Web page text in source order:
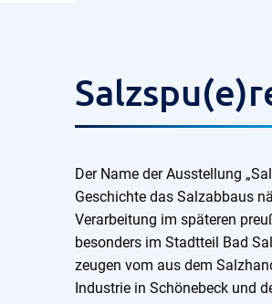
Der Name der Ausstellung
Geschichte das Salzabbaus
Verarbeitung im späteren
besonders im Stadtteil Bad
zeugen vom aus dem
Industrie in Schönebeck und